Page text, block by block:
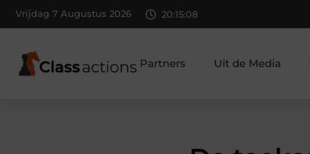
Vrijdag 7 Augustus 2026 20:15:09
Partners Uit de Media